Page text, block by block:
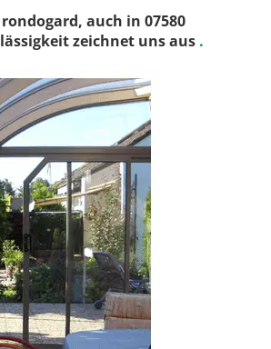
rondogard, auch in 07580
zeichnet uns aus .